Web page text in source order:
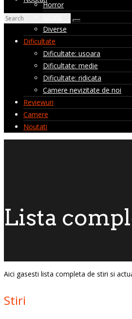
Horror
Diverse
Dificultate
Dificultate: usoara
Dificultate: medie
Dificultate: ridicata
Camere nevizitate de noi
Reviewuri
Camere
Noutati
Lista
Aici gasesti lista completa de stiri si
Stiri